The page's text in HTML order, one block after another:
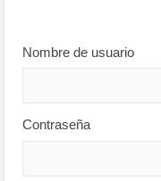
Nombre de usuario
Contraseña